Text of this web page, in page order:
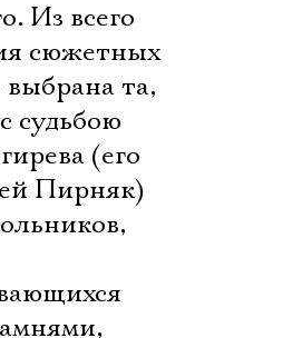
Из всего
сюжетных
та,
судьбою
(его
Пирняк)